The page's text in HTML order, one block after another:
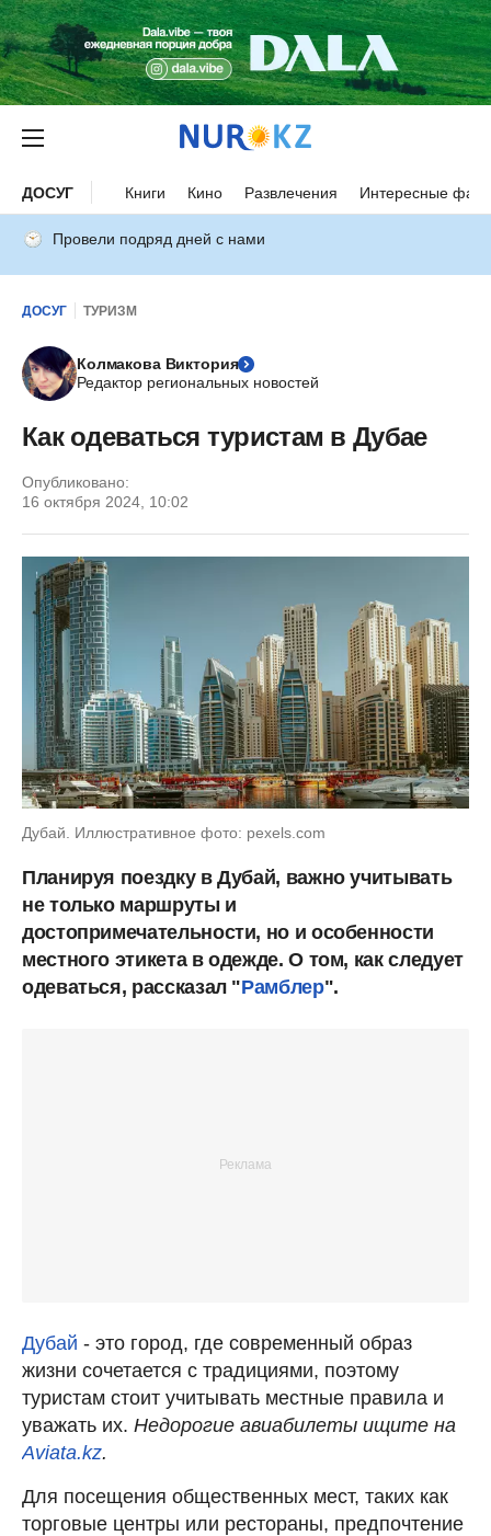
ДОСУГ Книги Кино Развлечения Интересные
Провели подряд дней с нами
ДОСУГ ТУРИЗМ
Колмакова Виктория
Редактор региональных новостей
Как одеваться туристам в Дубае
Опубликовано:
16 октября 2024, 10:02
Дубай. Иллюстративное фото: pexels.com
Планируя поездку в Дубай, важно учитывать
не только маршруты и
достопримечательности, но и особенности
местного этикета в одежде. О том, как следует
одеваться, рассказал "Рамблер".
Дубай - это город, где современный образ
жизни сочетается с традициями, поэтому
туристам стоит учитывать местные правила и
уважать их. Недорогие авиабилеты ищите на
Aviata.kz.
Для посещения общественных мест, таких как
торговые центры или рестораны, предпочтение